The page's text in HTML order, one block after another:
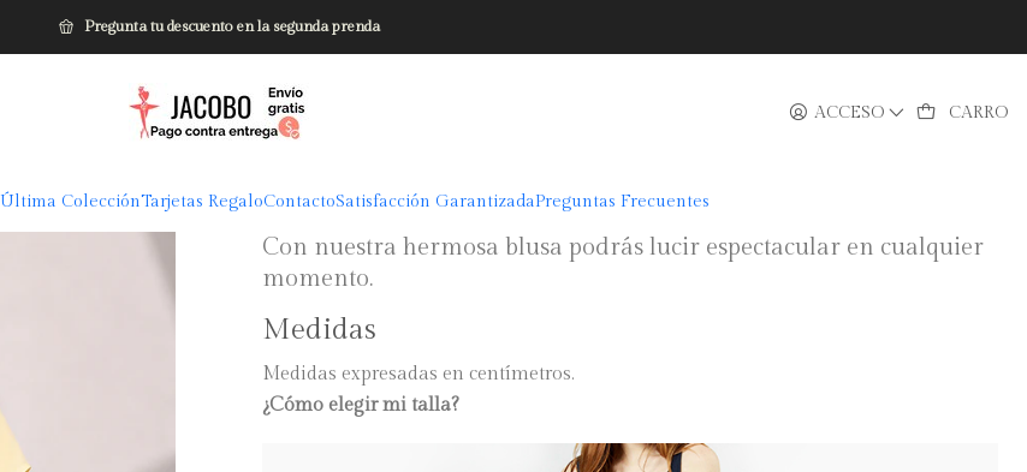
ACCESO CARRO
Última ColecciónTarjetas RegaloContactoSatisfacción GarantizadaPreguntas Frecuentes
Pregunta tu descuento en la segunda prenda
Inicio Blusas Blusa de moda con arandelas cortas
Blusa de moda con arandelas cortas
DESCRIPCIÓN
Con nuestra hermosa blusa podrás lucir espectacular en cualquier
momento.
Medidas
Medidas expresadas en centímetros.
¿Cómo elegir mi talla?